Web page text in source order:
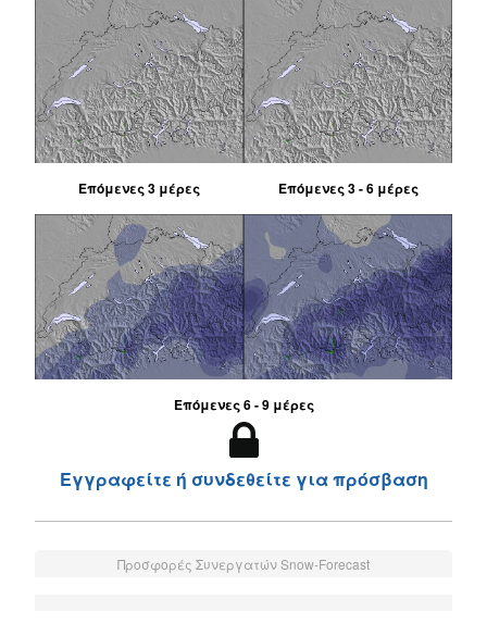
Επόμενες 3 μέρες Επόμενες 3 - 6 μέρες
Επόμενες 6 - 9 μέρες
Εγγραφείτε ή συνδεθείτε για πρόσβαση
Προσφορές Συνεργατών Snow-Forecast